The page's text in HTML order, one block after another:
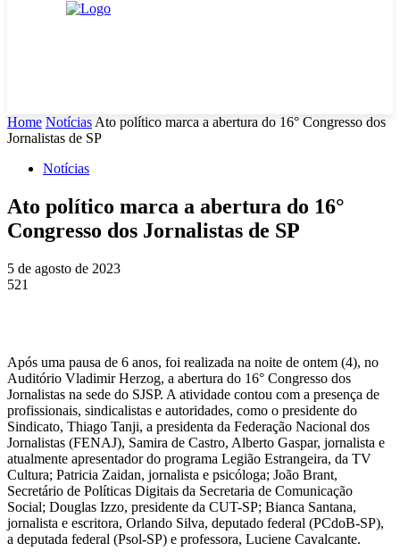
Home Notícias Ato político marca a abertura do 16° Congresso dos
Jornalistas de SP
Notícias
Ato político marca a abertura do 16°
Congresso dos Jornalistas de SP
5 de agosto de 2023
521
Após uma pausa de 6 anos, foi realizada na noite de ontem (4), no
Auditório Vladimir Herzog, a abertura do 16° Congresso dos
Jornalistas na sede do SJSP. A atividade contou com a presença de
profissionais, sindicalistas e autoridades, como o presidente do
Sindicato, Thiago Tanji, a presidenta da Federação Nacional dos
Jornalistas (FENAJ), Samira de Castro, Alberto Gaspar, jornalista e
atualmente apresentador do programa Legião Estrangeira, da TV
Cultura; Patricia Zaidan, jornalista e psicóloga; João Brant,
Secretário de Políticas Digitais da Secretaria de Comunicação
Social; Douglas Izzo, presidente da CUT-SP; Bianca Santana,
jornalista e escritora, Orlando Silva, deputado federal (PCdoB-SP),
a deputada federal (Psol-SP) e professora, Luciene Cavalcante.